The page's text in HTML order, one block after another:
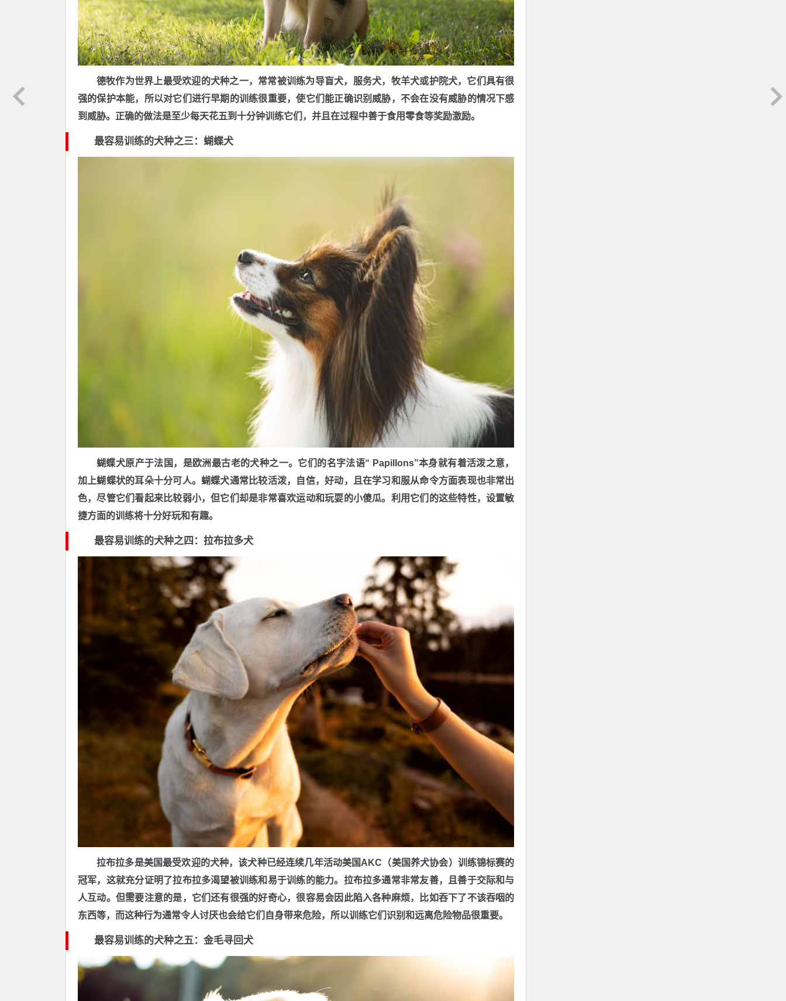
德牧作为世界上最受欢迎的犬种之一，常常被训练为导盲犬，服务犬，牧羊犬或护院犬，它们具有很
强的保护本能，所以对它们进行早期的训练很重要，使它们能正确识别威胁，不会在没有威胁的情况下感
到威胁。正确的做法是至少每天花五到十分钟训练它们，并且在过程中善于食用零食等奖励激励。
最容易训练的犬种之三： 蝴蝶犬
蝴蝶犬原产于法国，是欧洲最古老的犬种之一。 它们的名字法语“ Papillons”本身就有着活泼之意，
加上蝴蝶状的耳朵十分可人。蝴蝶犬通常比较活泼，自信，好动，且在学习和服从命令方面表现也非常出
色，尽管它们看起来比较弱小，但它们却是非常喜欢运动和玩耍的小傻瓜。利用它们的这些特性，设置敏
捷方面的训练将十分好玩和有趣。
最容易训练的犬种之四 ：拉布拉多犬
拉布拉多是美国最受欢迎的犬种，该犬种已经连续几年活动美国AKC（美国养犬协会）训练锦标赛的
冠军，这就充分证明了拉布拉多渴望被训练和易于训练的能力。拉布拉多通常非常友善，且善于交际和与
人互动。但需要注意的是，它们还有很强的好奇心，很容易会因此陷入各种麻烦，比如吞下了不该吞咽的
东西等，而这种行为通常令人讨厌也会给它们自身带来危险，所以训练它们识别和远离危险物品很重要。
最容易训练的犬种之五：金毛寻回犬